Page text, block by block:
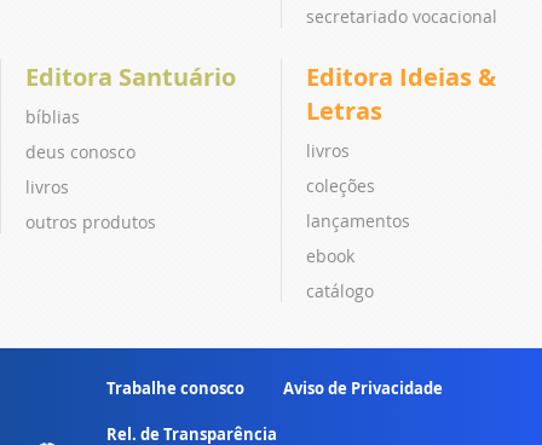
secretariado vocacional
Editora Santuário
bíblias
deus conosco
livros
outros produtos
Editora Ideias &
Letras
livros
coleções
lançamentos
ebook
catálogo
Trabalhe conosco Aviso de Privacidade
Rel. de Transparência